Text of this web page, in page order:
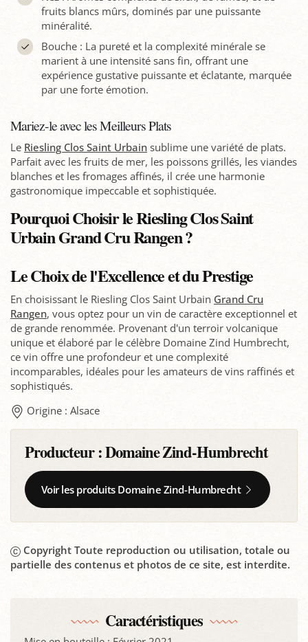
fruits blancs mûrs, dominés par une puissante
minéralité.
Bouche : La pureté et la complexité minérale se
marient à une intensité sans fin, offrant une
expérience gustative puissante et éclatante, marquée
par une forte émotion.
Mariez-le avec les Meilleurs Plats
Le Riesling Clos Saint Urbain sublime une variété de plats.
Parfait avec les fruits de mer, les poissons grillés, les viandes
blanches et les fromages affinés, il crée une harmonie
gastronomique impeccable et sophistiquée.
Pourquoi Choisir le Riesling Clos Saint
Urbain Grand Cru Rangen ?
Le Choix de l'Excellence et du Prestige
En choisissant le Riesling Clos Saint Urbain Grand Cru
Rangen, vous optez pour un vin de caractère exceptionnel et
de grande renommée. Provenant d'un terroir volcanique
unique et élaboré par le célèbre Domaine Zind Humbrecht,
ce vin offre une profondeur et une complexité
incomparables, idéales pour les amateurs de vins raffinés et
sophistiqués.
Origine : Alsace
Producteur :Domaine Zind-Humbrecht
Voir les produits Domaine Zind-Humbrecht
Copyright Toute reproduction ou utilisation, totale ou
partielle des contenus et photos de ce site, est interdite.
Caractéristiques